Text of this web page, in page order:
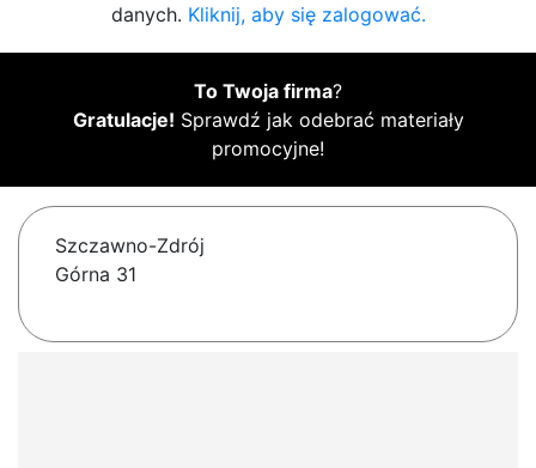
danych. Kliknij, aby się zalogować.
To Twoja firma?
Gratulacje! Sprawdź jak odebrać materiały
promocyjne!
Szczawno-Zdrój
Górna 31